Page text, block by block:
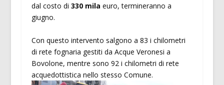
dal costo di 330 mila euro, termineranno a
giugno.
Con questo intervento salgono a 83 i chilometri
di rete fognaria gestiti da Acque Veronesi a
Bovolone, mentre sono 92 i chilometri di rete
acquedottistica nello stesso Comune.